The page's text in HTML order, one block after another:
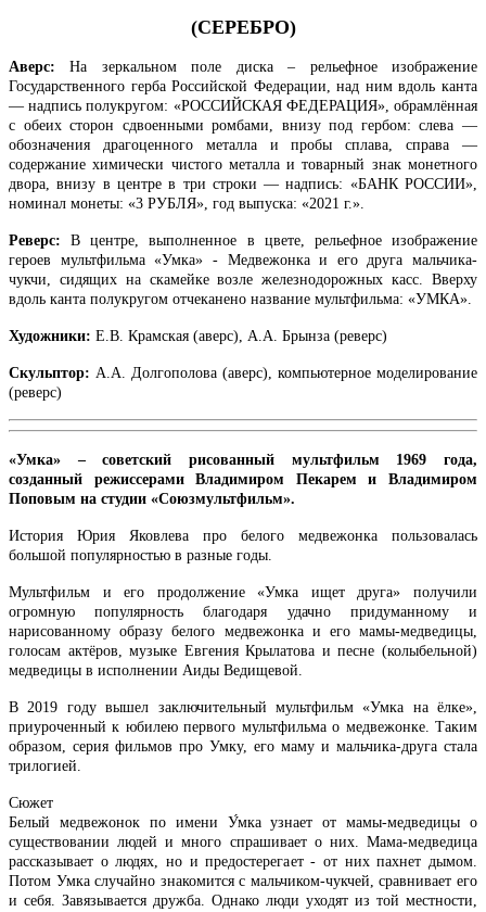
(СЕРЕБРО)
Аверс: На зеркальном поле диска – рельефное изображение
Государственного герба Российской Федерации, над ним вдоль канта
— надпись полукругом: «РОССИЙСКАЯ ФЕДЕРАЦИЯ», обрамлённая
с обеих сторон сдвоенными ромбами, внизу под гербом: слева —
обозначения драгоценного металла и пробы сплава, справа —
содержание химически чистого металла и товарный знак монетного
двора, внизу в центре в три строки — надпись: «БАНК РОССИИ»,
номинал монеты: «3 РУБЛЯ», год выпуска: «2021 г.».
Реверс: В центре, выполненное в цвете, рельефное изображение
героев мультфильма «Умка» - Медвежонка и его друга мальчика-
чукчи, сидящих на скамейке возле железнодорожных касс. Вверху
вдоль канта полукругом отчеканено название мультфильма: «УМКА».
Художники: Е.В. Крамская (аверс), А.А. Брынза (реверс)
Скульптор: А.А. Долгополова (аверс), компьютерное моделирование
(реверс)
«Умка» – советский рисованный мультфильм 1969 года,
созданный режиссерами Владимиром Пекарем и Владимиром
Поповым на студии «Союзмультфильм».
История Юрия Яковлева про белого медвежонка пользовалась
большой популярностью в разные годы.
Мультфильм и его продолжение «Умка ищет друга» получили
огромную популярность благодаря удачно придуманному и
нарисованному образу белого медвежонка и его мамы-медведицы,
голосам актёров, музыке Евгения Крылатова и песне (колыбельной)
медведицы в исполнении Аиды Ведищевой.
В 2019 году вышел заключительный мультфильм «Умка на ёлке»,
приуроченный к юбилею первого мультфильма о медвежонке. Таким
образом, серия фильмов про Умку, его маму и мальчика-друга стала
трилогией.
Сюжет
Белый медвежонок по имени У́мка узнает от мамы-медведицы о
существовании людей и много спрашивает о них. Мама-медведица
рассказывает о людях, но и предостерегает - от них пахнет дымом.
Потом Умка случайно знакомится с мальчиком-чукчей, сравнивает его
и себя. Завязывается дружба. Однако люди уходят из той местности,